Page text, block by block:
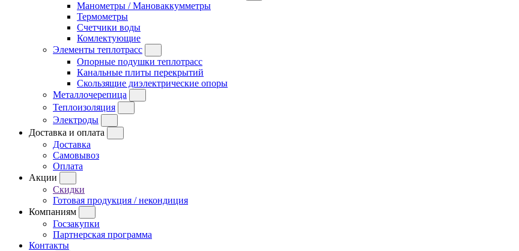
Манометры / Мановаккумметры
Термометры
Счетчики воды
Комлектующие
Элементы теплотрасс
Опорные подушки теплотрасс
Канальные плиты перекрытий
Скользящие диэлектрические опоры
Металлочерепица
Теплоизоляция
Электроды
Доставка и оплата
Доставка
Самовывоз
Оплата
Акции
Скидки
Готовая продукция / некондиция
Компаниям
Госзакупки
Партнерская программа
Контакты